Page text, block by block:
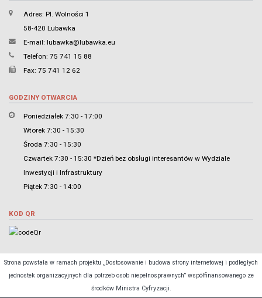
Adres: Pl. Wolności 1
58-420 Lubawka
E-mail: lubawka@lubawka.eu
Telefon: 75 741 15 88
Fax: 75 741 12 62
GODZINY OTWARCIA
Poniedziałek 7:30 - 17:00
Wtorek 7:30 - 15:30
Środa 7:30 - 15:30
Czwartek 7:30 - 15:30 *Dzień bez obsługi interesantów w Wydziale
Inwestycji i Infrastruktury
Piątek 7:30 - 14:00
KOD QR
Strona powstała w ramach projektu „Dostosowanie i budowa strony internetowej i podległych
jednostek organizacyjnych dla potrzeb osob niepełnosprawnych” współfinansowanego ze
środków Ministra Cyfryzacji.